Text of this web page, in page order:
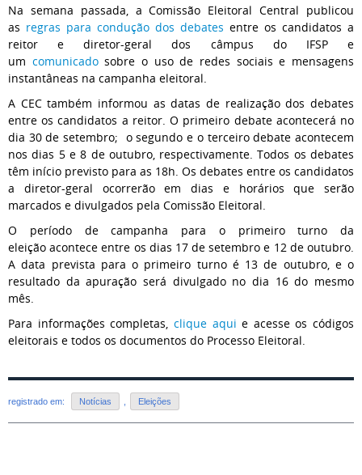
Na semana passada, a Comissão Eleitoral Central publicou
as regras para condução dos debates entre os candidatos a
reitor e diretor-geral dos câmpus do IFSP e
um comunicadosobre o uso de redes sociais e mensagens
instantâneas na campanha eleitoral.
A CEC também informou as datas de realização dos debates
entre os candidatos a reitor. O primeiro debate acontecerá no
dia 30 de setembro; o segundo e o terceiro debate acontecem
nos dias 5 e 8 de outubro, respectivamente. Todos os debates
têm início previsto para as 18h. Os debates entre os candidatos
a diretor-geral ocorrerão em dias e horários que serão
marcados e divulgados pela Comissão Eleitoral.
O período de campanha para o primeiro turno da
eleição acontece entre os dias 17 de setembro e 12 de outubro.
A data prevista para o primeiro turno é 13 de outubro, e o
resultado da apuração será divulgado no dia 16 do mesmo
mês.
Para informações completas, clique aqui e acesse os códigos
eleitorais e todos os documentos do Processo Eleitoral.
registrado em: Notícias Eleições